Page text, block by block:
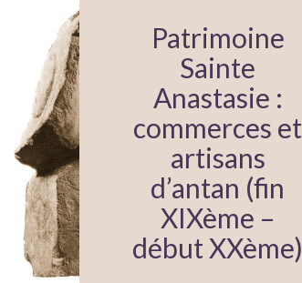
Patrimoine
Sainte
Anastasie :
commerces et
artisans
d’antan (fin
XIXème –
début XXème)